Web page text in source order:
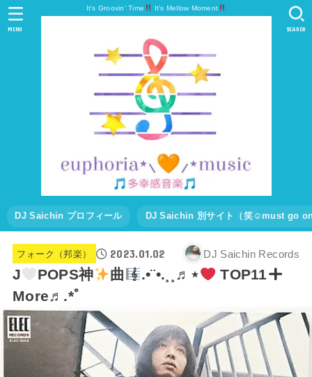
It's Groovin' Time It's Mellow Moment
DJ Saichin プロフィール DJ Saichin 別サイト（笑☺must go
SEARCH
MENU
フォーク（邦楽） 2023.01.02 DJ Saichin Records
J POPS神 曲 .•¨•.¸¸♬⋆
TOP11
More♬.*ﾟ